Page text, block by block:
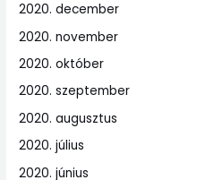
2020. december
2020. november
2020. október
2020. szeptember
2020. augusztus
2020. július
2020. június